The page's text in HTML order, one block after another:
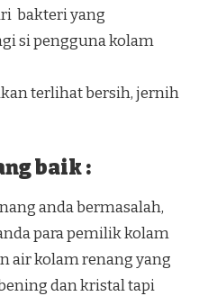
bakteri yang
si pengguna kolam
terlihat bersih, jernih
baik :
anda bermasalah,
para pemilik kolam
air kolam renang yang
dan kristal tapi